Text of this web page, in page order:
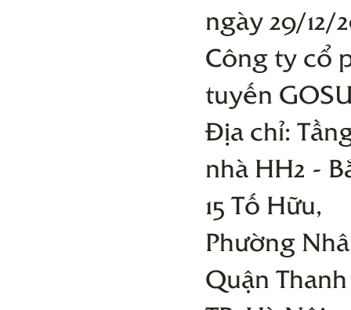
ngày 29/12/
Công ty cổ
tuyến
Địa chỉ:
nhà HH2 -
15 Tố Hữu,
Phường
Quận